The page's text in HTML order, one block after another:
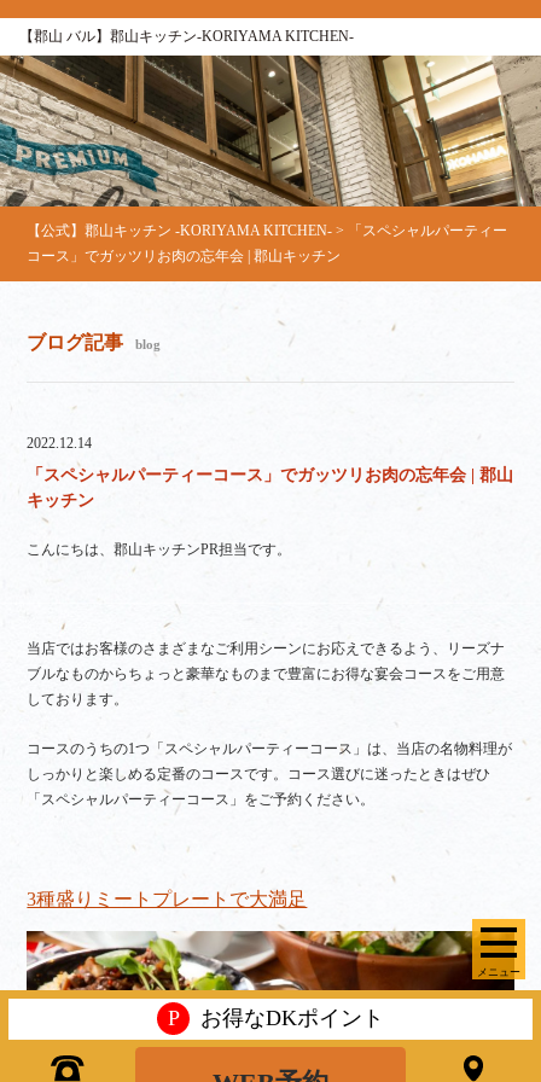
【郡山 バル】郡山キッチン-KORIYAMA KITCHEN-
メニュー
【公式】郡山キッチン -KORIYAMA KITCHEN- >
「スペシャルパーティー
コース」でガッツリお肉の忘年会 | 郡山キッチン
ブログ記事 blog
2022.12.14
「スペシャルパーティーコース」でガッツリお肉の忘年会 | 郡山
キッチン
こんにちは、郡山キッチンPR担当です。
当店ではお客様のさまざまなご利用シーンにお応えできるよう、リーズナ
ブルなものからちょっと豪華なものまで豊富にお得な宴会コースをご用意
しております。
コースのうちの1つ「スペシャルパーティーコース」は、当店の名物料理が
しっかりと楽しめる定番のコースです。コース選びに迷ったときはぜひ
「スペシャルパーティーコース」をご予約ください。
3種盛りミートプレートで大満足
P お得なDKポイント